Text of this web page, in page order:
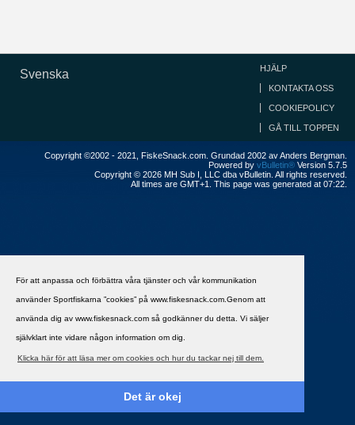
För att anpassa och förbättra våra tjänster och vår kommunikation
använder Sportfiskarna ”cookies” på www.fiskesnack.com.Genom att
använda dig av www.fiskesnack.com så godkänner du detta. Vi säljer
självklart inte vidare någon information om dig.
Klicka här för att läsa mer om cookies och hur du tackar nej till dem.
Det är okej
Svenska HJÄLP
KONTAKTA OSS
COOKIEPOLICY
GÅ TILL TOPPEN
Copyright ©2002 - 2021, FiskeSnack.com. Grundad 2002 av Anders Bergman.
Powered by vBulletin® Version 5.7.5
Copyright © 2026 MH Sub I, LLC dba vBulletin. All rights reserved.
All times are GMT+1. This page was generated at 07:22.